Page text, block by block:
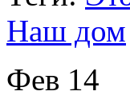
Наш дом
Фев 14